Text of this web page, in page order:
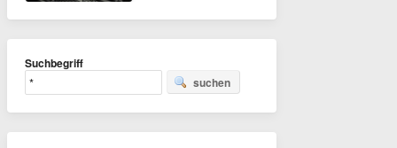
Suchbegriff
suchen